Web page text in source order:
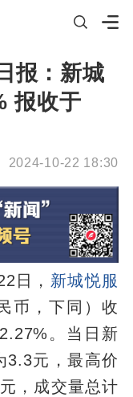
报：新城
报收于
2024-10-22 18:30
日， 新城悦服
币，下同）收
。当日新
3.3元，最高价
，成交量总计